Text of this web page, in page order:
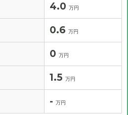
4.0 万円
0.6 万円
0 万円
1.5 万円
- 万円